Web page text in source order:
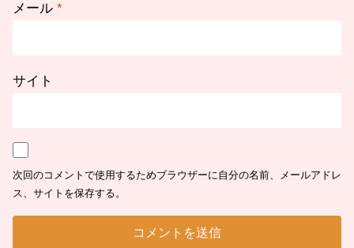
メール *
サイト
次回のコメントで使用するためブラウザーに自分の名前、メールアドレ
ス、サイトを保存する。